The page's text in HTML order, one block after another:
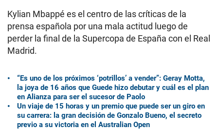
Kylian Mbappé es el centro de las críticas de la
prensa española por una mala actitud luego de
perder la final de la Supercopa de España con el Real
Madrid.
“Es uno de los próximos ‘potrillos’ a vender”: Geray Motta,
la joya de 16 años que Guede hizo debutar y cuál es el plan
en Alianza para ser el sucesor de Paolo
Un viaje de 15 horas y un premio que puede ser un giro en
su carrera: la gran decisión de Gonzalo Bueno, el secreto
previo a su victoria en el Australian Open